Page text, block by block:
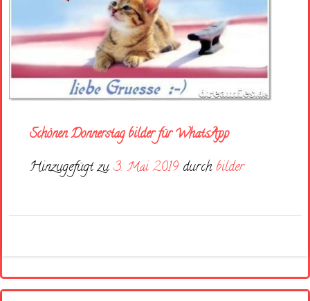
Schönen Donnerstag bilder für WhatsApp
Hinzugefügt zu3. Mai 2019 durch bilder